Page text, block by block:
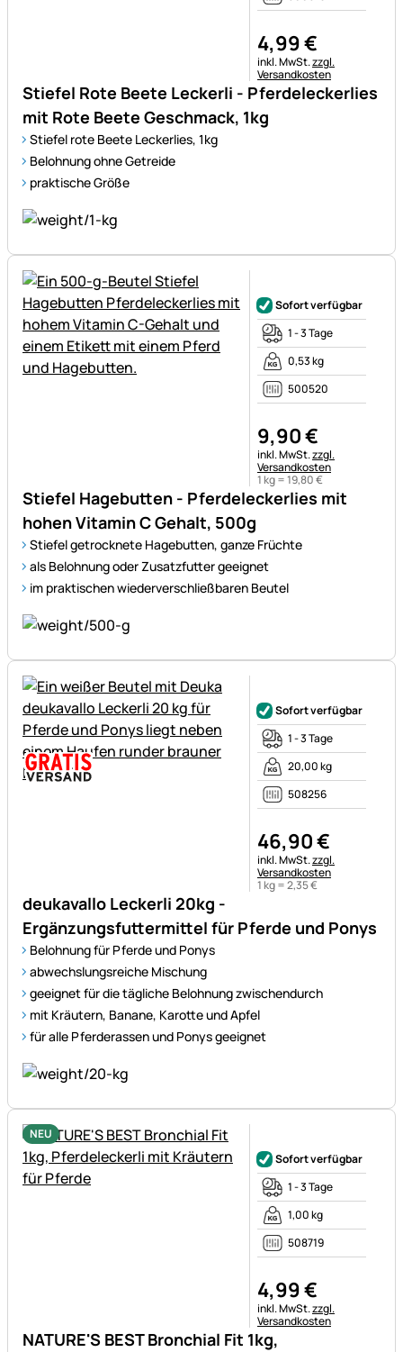
Stiefel Rote Beete Leckerli - Pferdeleckerlies
mit Rote Beete Geschmack, 1kg
Stiefel rote Beete Leckerlies, 1kg
Belohnung ohne Getreide
praktische Größe
4,99€
Steuerhinweis:
inkl. MwSt.zzgl.
Versandkosten
Stiefel Hagebutten - Pferdeleckerlies mit
hohen Vitamin C Gehalt, 500g
Stiefel getrocknete Hagebutten, ganze Früchte
als Belohnung oder Zusatzfutter geeignet
im praktischen wiederverschließbaren Beutel
Sofort verfügbar
1 - 3 Tage
0,53 kg
500520
9,90€
Steuerhinweis:
inkl. MwSt.zzgl.
Versandkosten
1 kg =19,80€
deukavallo Leckerli 20kg -
Ergänzungsfuttermittel für Pferde und Ponys
Belohnung für Pferde und Ponys
abwechslungsreiche Mischung
geeignet für die tägliche Belohnung zwischendurch
mit Kräutern, Banane, Karotte und Apfel
für alle Pferderassen und Ponys geeignet
Sofort verfügbar
1 - 3 Tage
20,00 kg
508256
46,90€
Steuerhinweis:
inkl. MwSt.zzgl.
Versandkosten
1 kg =2,35€
NEU
NATURE'S BEST Bronchial Fit 1kg,
Sofort verfügbar
1 - 3 Tage
1,00 kg
508719
4,99€
Steuerhinweis:
inkl. MwSt.zzgl.
Versandkosten